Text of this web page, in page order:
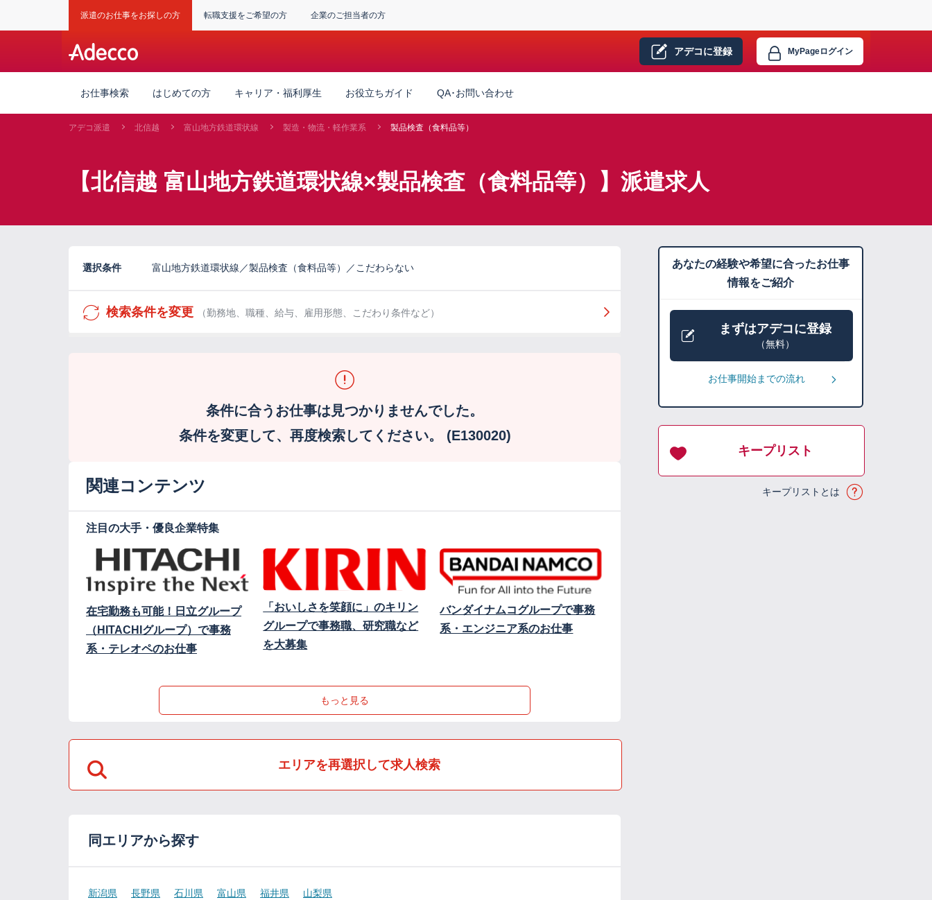
派遣のお仕事をお探しの方 転職支援をご希望の方 企業のご担当者の方
アデコに登録 MyPageログイン
お仕事検索 はじめての方 キャリア・福利厚生 お役立ちガイド QA･お問い合わせ
アデコ派遣 北信越 富山地方鉄道環状線 製造・物流・軽作業系 製品検査（食料品等）
【北信越 富山地方鉄道環状線×製品検査（食料品等）】派遣求人
選択条件 富山地方鉄道環状線／製品検査（食料品等）／こだわらない
検索条件を変更 （勤務地、職種、給与、雇用形態、こだわり条件など）
条件に合うお仕事は見つかりませんでした。
条件を変更して、再度検索してください。 (E130020)
関連コンテンツ
注目の大手・優良企業特集
在宅勤務も可能！日立グループ
（HITACHIグループ）で事務
系・テレオペのお仕事
「おいしさを笑顔に」のキリン
グループで事務職、研究職など
を大募集
バンダイナムコグループで事務
系・エンジニア系のお仕事
もっと見る
エリアを再選択して求人検索
同エリアから探す
新潟県 長野県 石川県 富山県 福井県 山梨県
あなたの経験や希望に合ったお仕事
情報をご紹介
まずはアデコに登録
（無料）
お仕事開始までの流れ
キープリスト
キープリストとは